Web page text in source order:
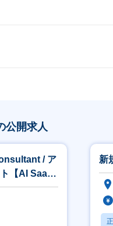
公開求人
/ ア
【AI SaaS
新